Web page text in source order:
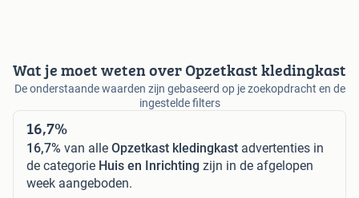
Wat je moet weten over Opzetkast kledingkast
De onderstaande waarden zijn gebaseerd op je zoekopdracht en de
ingestelde filters
16,7%
16,7% van alle Opzetkast kledingkast advertenties in
de categorie Huis en Inrichting zijn in de afgelopen
week aangeboden.